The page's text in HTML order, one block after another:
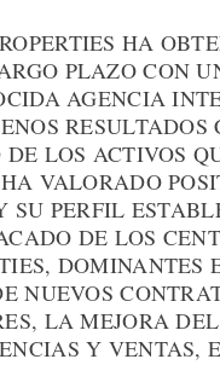
HA
PLAZO CON
AGENCIA
LOS ACTIVOS
VALORADO
SU PERFIL
DE LOS
DOMINANTES
NUEVOS
LA MEJORA
Y VENTAS,